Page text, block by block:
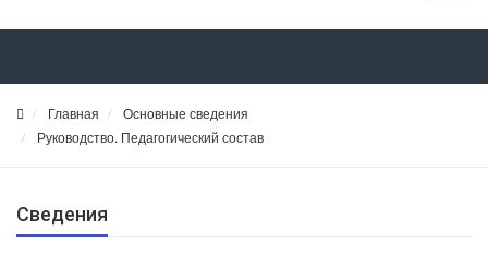
Главная
Основные сведения
Руководство. Педагогический состав
Сведения